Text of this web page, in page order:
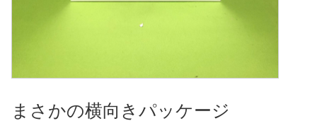
まさかの横向きパッケージ